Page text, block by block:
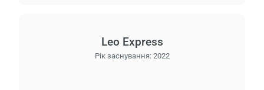
Leo Express
Рік заснування: 2022